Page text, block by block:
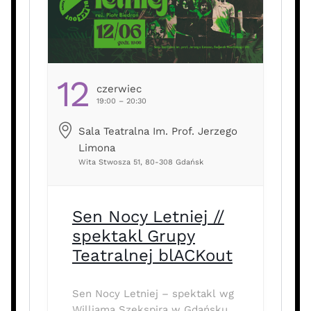
Czekaliśmy właśnie na CIEBIE!!
Kogo szukamy?
[…] …
12 Czerwiec
19:00 – 20:30
Sala Teatralna Im. Prof. Jerzego
Limona
Wita Stwosza 51, 80-308 Gdańsk
Sen Nocy Letniej //
spektakl Grupy
Teatralnej blACKout
Sen Nocy Letniej – spektakl wg